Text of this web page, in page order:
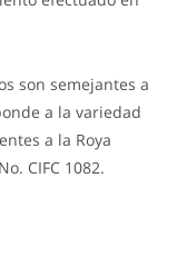
son semejantes a
a la variedad
a la Roya
CIFC 1082.